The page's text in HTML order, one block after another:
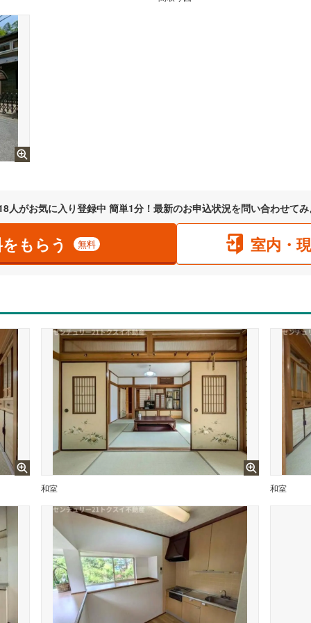
人がお気に入り登録中 簡単1分！最新のお申込状況を問い合わせて
もらう 無料 室内・
和室 和室